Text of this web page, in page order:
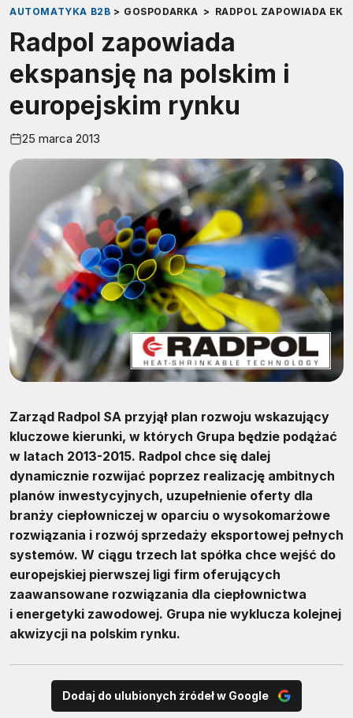
AUTOMATYKA B2B > GOSPODARKA > RADPOL ZAPOWIADA
Radpol zapowiada
ekspansję na polskim i
europejskim rynku
25 marca 2013
Zarząd Radpol SA przyjął plan rozwoju wskazujący
kluczowe kierunki, w których Grupa będzie podążać
w latach 2013-2015. Radpol chce się dalej
dynamicznie rozwijać poprzez realizację ambitnych
planów inwestycyjnych, uzupełnienie oferty dla
branży ciepłowniczej w oparciu o wysokomarżowe
rozwiązania i rozwój sprzedaży eksportowej pełnych
systemów. W ciągu trzech lat spółka chce wejść do
europejskiej pierwszej ligi firm oferujących
zaawansowane rozwiązania dla ciepłownictwa
i energetyki zawodowej. Grupa nie wyklucza kolejnej
akwizycji na polskim rynku.
Dodaj do ulubionych źródeł w Google